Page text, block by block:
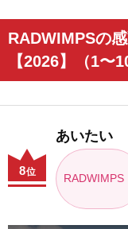
RADWIMPSの
【2026】（1〜
あいたい
RADWIMPS
8位